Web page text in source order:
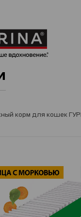
корм для кошек